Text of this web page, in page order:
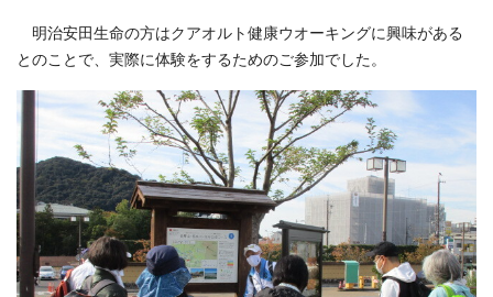
明治安田生命の方はクアオルト健康ウオーキングに興味がある
とのことで、実際に体験をするためのご参加でした。